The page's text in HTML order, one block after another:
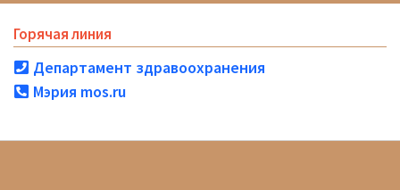
Горячая линия
Департамент здравоохранения
Мэрия mos.ru